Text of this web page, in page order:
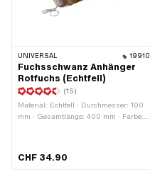
UNIVERSAL 19910
Fuchsschwanz Anhänger
Rotfuchs (Echtfell)
(15)
Material: Echtfell · Durchmesser: 100
mm · Gesamtlänge: 400 mm · Farbe:
CHF 34.90